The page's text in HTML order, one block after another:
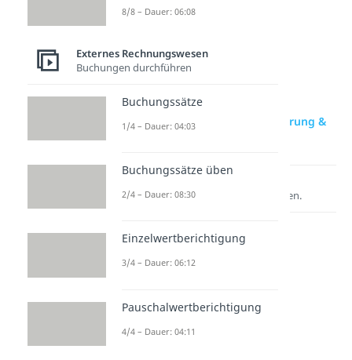
zur Videoseite: Bilanzverlängerung &
Entdecke hier deine Chancen.
8/8 – Dauer: 06:08
Externes Rechnungswesen
Buchungen durchführen
Buchungssätze
1/4 – Dauer: 04:03
Buchungssätze üben
2/4 – Dauer: 08:30
Einzelwertberichtigung
3/4 – Dauer: 06:12
Pauschalwertberichtigung
4/4 – Dauer: 04:11